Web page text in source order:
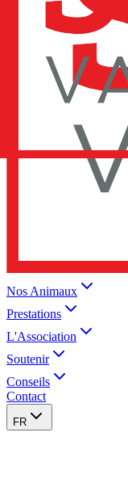
Nos Animaux
Prestations
L'Association
Soutenir
Conseils
Contact
FR